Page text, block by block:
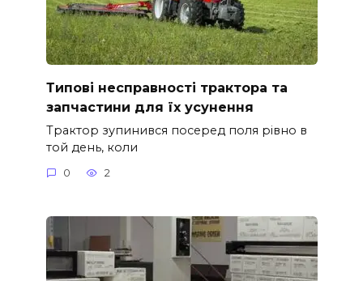
Типові несправності трактора та
запчастини для їх усунення
Трактор зупинився посеред поля рівно в
той день, коли
0 2